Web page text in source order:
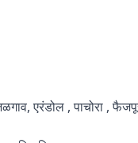
एरंडोल , पाचोरा ,